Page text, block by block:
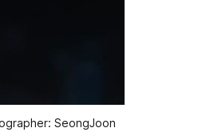
SeongJoon